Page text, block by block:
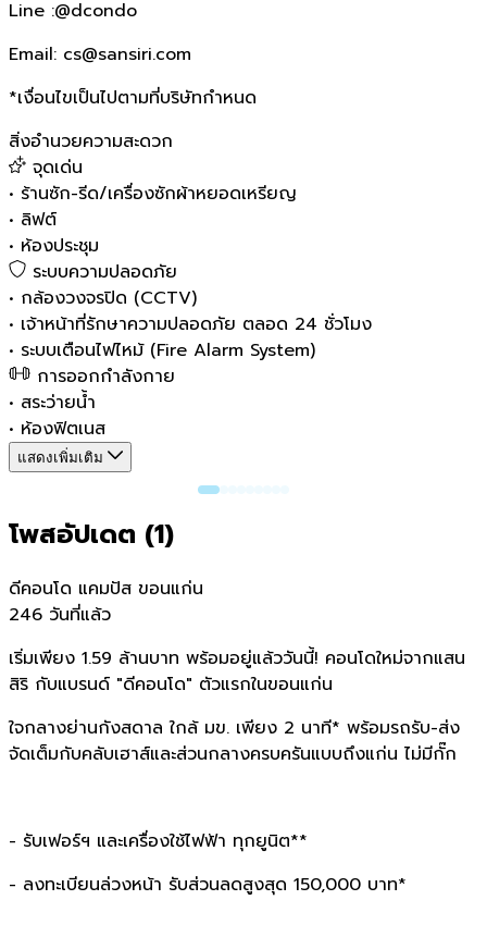
Line :@dcondo
Email: cs@sansiri.com
*เงื่อนไขเป็นไปตามที่บริษัทกำหนด
สิ่งอำนวยความสะดวก
จุดเด่น
• ร้านซัก-รีด/เครื่องซักผ้าหยอดเหรียญ
• ลิฟต์
• ห้องประชุม
ระบบความปลอดภัย
• กล้องวงจรปิด (CCTV)
• เจ้าหน้าที่รักษาความปลอดภัย ตลอด 24 ชั่วโมง
• ระบบเตือนไฟไหม้ (Fire Alarm System)
การออกกำลังกาย
• สระว่ายน้ำ
• ห้องฟิตเนส
แสดงเพิ่มเติม
โพสอัปเดต (1)
ดีคอนโด แคมปัส ขอนแก่น
246 วันที่แล้ว
เริ่มเพียง 1.59 ล้านบาท พร้อมอยู่แล้ววันนี้! คอนโดใหม่จากแสน
สิริ กับแบรนด์ "ดีคอนโด" ตัวแรกในขอนแก่น
ใจกลางย่านกังสดาล ใกล้ มข. เพียง 2 นาที* พร้อมรถรับ-ส่ง
จัดเต็มกับคลับเฮาส์และส่วนกลางครบครันแบบถึงแก่น ไม่มีกั๊ก
- รับเฟอร์ฯ และเครื่องใช้ไฟฟ้า ทุกยูนิต**
- ลงทะเบียนล่วงหน้า รับส่วนลดสูงสุด 150,000 บาท*